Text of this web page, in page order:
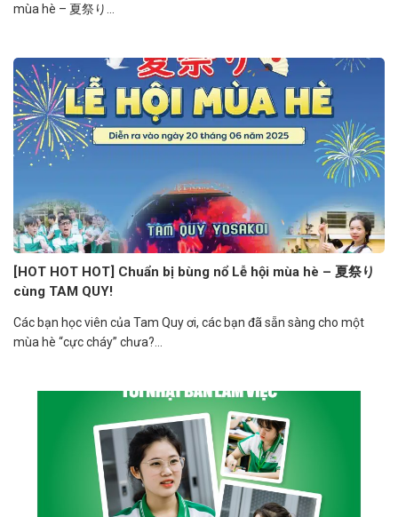
mùa hè – 夏祭り...
[HOT HOT HOT] Chuẩn bị bùng nổ Lễ hội mùa hè – 夏祭り
cùng TAM QUY!
Các bạn học viên của Tam Quy ơi, các bạn đã sẵn sàng cho một
mùa hè “cực cháy” chưa?...